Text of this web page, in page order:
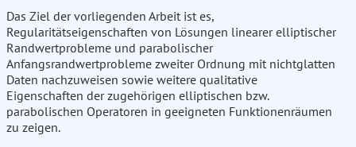
Das Ziel der vorliegenden Arbeit ist es,
Regularitätseigenschaften von Lösungen linearer elliptischer
Randwertprobleme und parabolischer
Anfangsrandwertprobleme zweiter Ordnung mit nichtglatten
Daten nachzuweisen sowie weitere qualitative
Eigenschaften der zugehörigen elliptischen bzw.
parabolischen Operatoren in geeigneten Funktionenräumen
zu zeigen.